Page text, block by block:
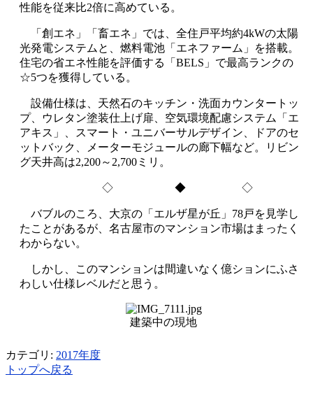
性能を従来比2倍に高めている。
「創エネ」「畜エネ」では、全住戸平均約4kWの太陽
光発電システムと、燃料電池「エネファーム」を搭載。
住宅の省エネ性能を評価する「BELS」で最高ランクの
☆5つを獲得している。
設備仕様は、天然石のキッチン・洗面カウンタートッ
プ、ウレタン塗装仕上げ扉、空気環境配慮システム「エ
アキス」、スマート・ユニバーサルデザイン、ドアのセ
ットバック、メーターモジュールの廊下幅など。リビン
グ天井高は2,200～2,700ミリ。
◇ ◆ ◇
バブルのころ、大京の「エルザ星が丘」78戸を見学し
たことがあるが、名古屋市のマンション市場はまったく
わからない。
しかし、このマンションは間違いなく億ションにふさ
わしい仕様レベルだと思う。
建築中の現地
カテゴリ: 2017年度
トップへ戻る